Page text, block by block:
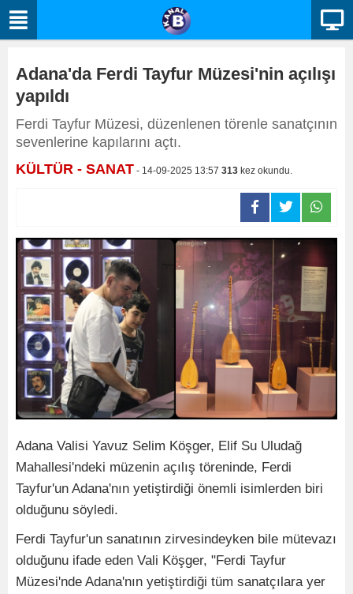
Adana'da Ferdi Tayfur Müzesi'nin açılışı
yapıldı
Ferdi Tayfur Müzesi, düzenlenen törenle sanatçının
sevenlerine kapılarını açtı.
KÜLTÜR - SANAT - 14-09-2025 13:57 313 kez okundu.
Adana Valisi Yavuz Selim Köşger, Elif Su Uludağ
Mahallesi'ndeki müzenin açılış töreninde, Ferdi
Tayfur'un Adana'nın yetiştirdiği önemli isimlerden biri
olduğunu söyledi.
Ferdi Tayfur'un sanatının zirvesindeyken bile mütevazı
olduğunu ifade eden Vali Köşger, "Ferdi Tayfur
Müzesi'nde Adana'nın yetiştirdiği tüm sanatçılara yer